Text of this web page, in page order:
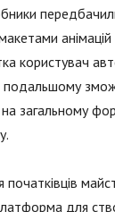
анімацій
користувач
загальному
для